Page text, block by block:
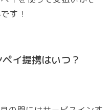
す！
イ提携はいつ？